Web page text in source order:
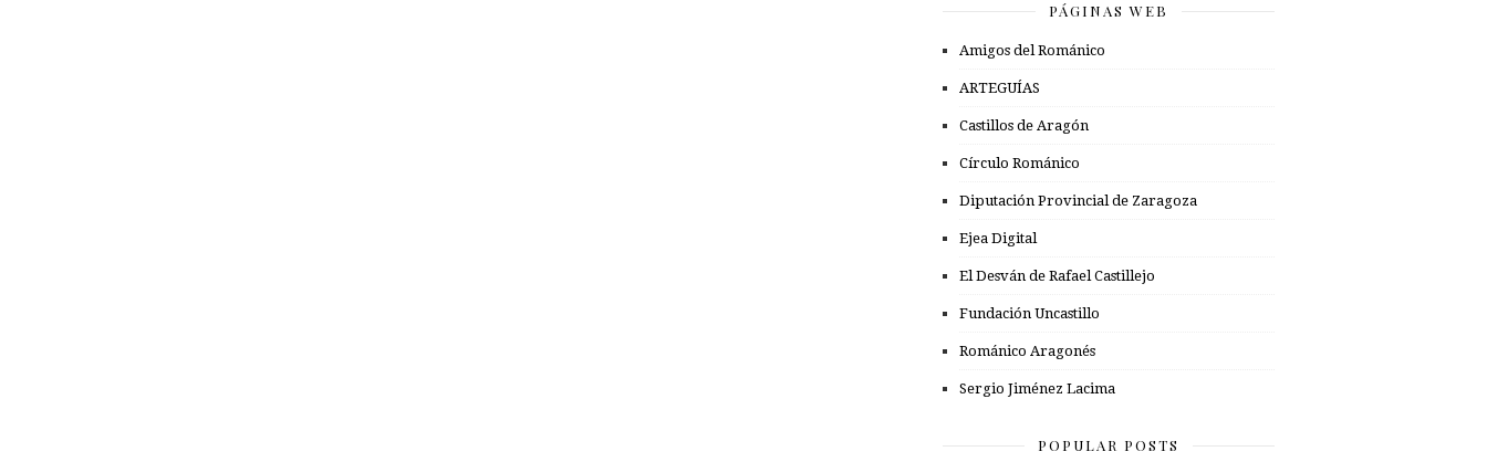
PÁGINAS WEB
Amigos del Románico
ARTEGUÍAS
Castillos de Aragón
Círculo Románico
Diputación Provincial de Zaragoza
Ejea Digital
El Desván de Rafael Castillejo
Fundación Uncastillo
Románico Aragonés
Sergio Jiménez Lacima
POPULAR POSTS